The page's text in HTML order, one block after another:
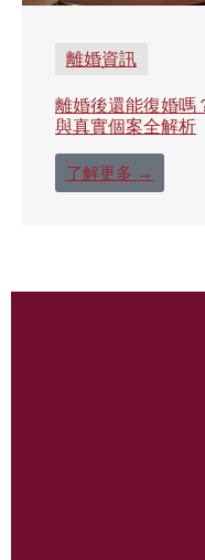
離婚資訊
離婚後還能復婚嗎
與真實個案全解析
了解更多 →